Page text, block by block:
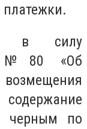
в силу
№80 «Об
черным по